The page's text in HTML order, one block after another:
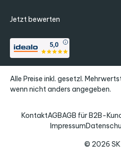
Jetzt bewerten
Alle Preise inkl. gesetzl.
wenn nicht anders angegeben.
© 2026
KontaktAGBAGB für B2B-
Impressum